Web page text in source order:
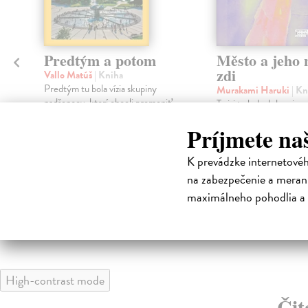
Príjmete
K prevádzke
na zabezpečenie a
maximálneho pohodlia
Predtým a potom
Vallo Matúš| Kniha
Predtým tu bola vízia skupiny
nadšencov, ktorí chceli premeniť
Město a jeho
zdi
Murakami Haruki |
Ty jsi to byla, kdo mi
zdi – dlouho očekávaný
Haru...
Na sklade ?
30,22 €
High-contrast mode